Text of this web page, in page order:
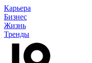
Карьера
Бизнес
Жизнь
Тренды